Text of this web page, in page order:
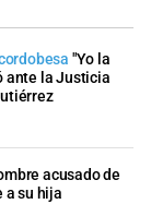
"Yo la
ante la Justicia
acusado de
a su hija